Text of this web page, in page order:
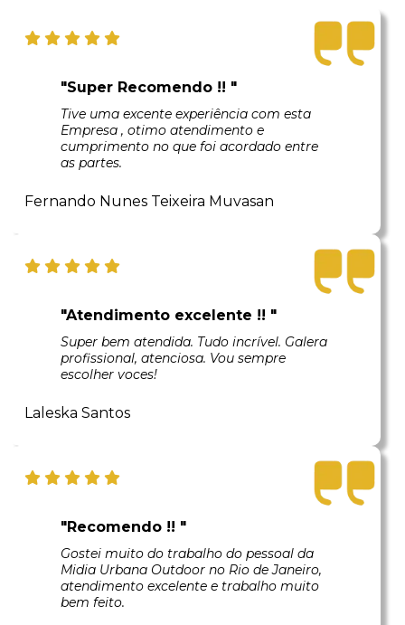
"Super Recomendo !! "
Tive uma excente experiência com esta
Empresa , otimo atendimento e
cumprimento no que foi acordado entre
as partes.
Fernando Nunes Teixeira Muvasan
"Atendimento excelente !! "
Super bem atendida. Tudo incrível. Galera
profissional, atenciosa. Vou sempre
escolher voces!
Laleska Santos
"Recomendo !! "
Gostei muito do trabalho do pessoal da
Midia Urbana Outdoor no Rio de Janeiro,
atendimento excelente e trabalho muito
bem feito.